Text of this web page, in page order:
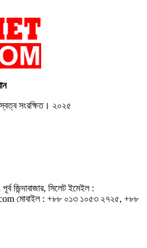
সংরক্ষিত। ২০২৫
জিন্দাবাজার, সিলেট ইমেইল :
মোবাইল : +৮৮ ০১৩ ১০৫৩ ২৭২৫, +৮৮